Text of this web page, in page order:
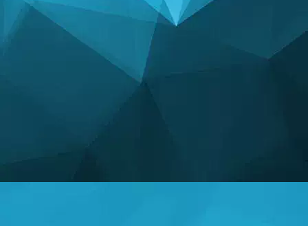
統計学